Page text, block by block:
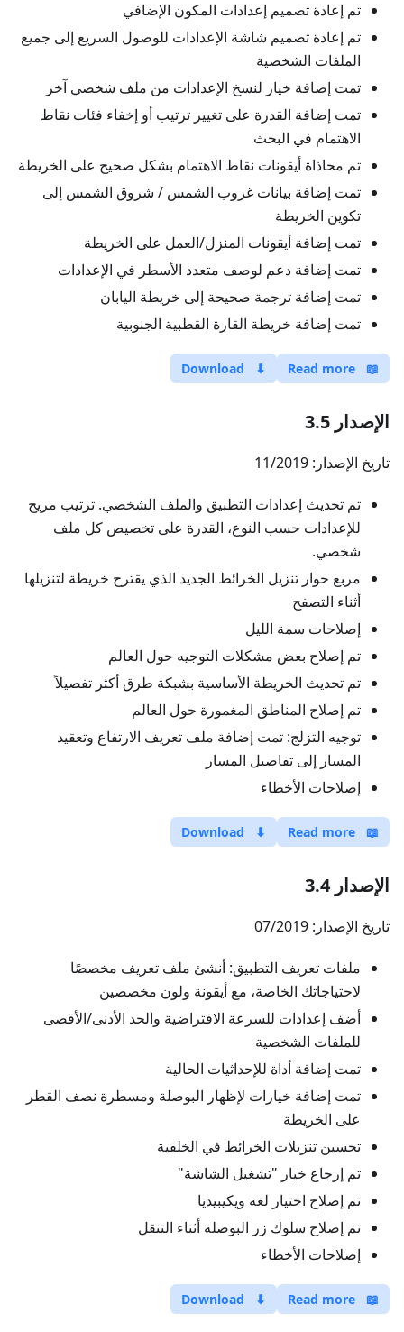
تم إعادة تصميم إعدادات المكون الإضافي
تم إعادة تصميم شاشة الإعدادات للوصول السريع إلى جميع
الملفات الشخصية
تمت إضافة خيار لنسخ الإعدادات من ملف شخصي آخر
تمت إضافة القدرة على تغيير ترتيب أو إخفاء فئات نقاط
الاهتمام في البحث
تم محاذاة أيقونات نقاط الاهتمام بشكل صحيح على الخريطة
تمت إضافة بيانات غروب الشمس / شروق الشمس إلى
تكوين الخريطة
تمت إضافة أيقونات المنزل/العمل على الخريطة
تمت إضافة دعم لوصف متعدد الأسطر في الإعدادات
تمت إضافة ترجمة صحيحة إلى خريطة اليابان
تمت إضافة خريطة القارة القطبية الجنوبية
📖
Read more
⬇
Download
الإصدار 3.5
تاريخ الإصدار: 11/2019
تم تحديث إعدادات التطبيق والملف الشخصي. ترتيب مريح
للإعدادات حسب النوع، القدرة على تخصيص كل ملف
شخصي.
مربع حوار تنزيل الخرائط الجديد الذي يقترح خريطة لتنزيلها
أثناء التصفح
إصلاحات سمة الليل
تم إصلاح بعض مشكلات التوجيه حول العالم
تم تحديث الخريطة الأساسية بشبكة طرق أكثر تفصيلاً
تم إصلاح المناطق المغمورة حول العالم
توجيه التزلج: تمت إضافة ملف تعريف الارتفاع وتعقيد
المسار إلى تفاصيل المسار
إصلاحات الأخطاء
📖
Read more
⬇
Download
الإصدار 3.4
تاريخ الإصدار: 07/2019
ملفات تعريف التطبيق: أنشئ ملف تعريف مخصصًا
لاحتياجاتك الخاصة، مع أيقونة ولون مخصصين
أضف إعدادات للسرعة الافتراضية والحد الأدنى/الأقصى
للملفات الشخصية
تمت إضافة أداة للإحداثيات الحالية
تمت إضافة خيارات لإظهار البوصلة ومسطرة نصف القطر
على الخريطة
تحسين تنزيلات الخرائط في الخلفية
تم إرجاع خيار "تشغيل الشاشة"
تم إصلاح اختيار لغة ويكيبيديا
تم إصلاح سلوك زر البوصلة أثناء التنقل
إصلاحات الأخطاء
📖
Read more
⬇
Download